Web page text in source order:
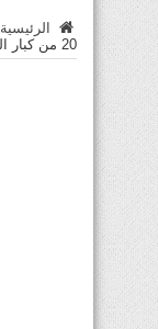
الرئيسية
20 من كبار المدّعين